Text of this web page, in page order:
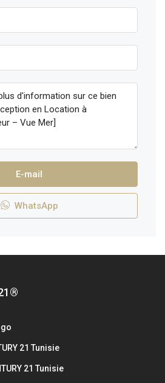
E-mail
WhatsApp
21 Tunisie
21 Tunisie